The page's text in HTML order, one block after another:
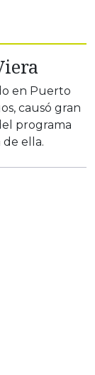
en Puerto
causó gran
programa
de ella.